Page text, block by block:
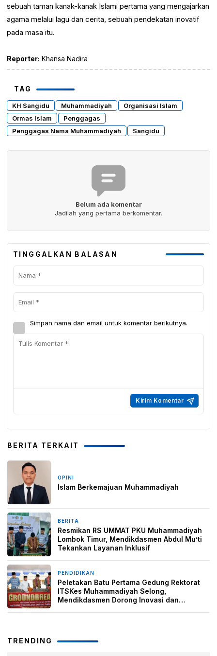
sebuah taman kanak-kanak Islami pertama yang mengajarkan
agama melalui lagu dan cerita, sebuah pendekatan inovatif
pada masa itu.
Reporter: Khansa Nadira
TAG
KH Sangidu Muhammadiyah
Organisasi Islam
Ormas Islam
Penggagas
Penggagas Nama Muhammadiyah
Sangidu
Belum ada komentar
Jadilah yang pertama berkomentar.
TINGGALKAN BALASAN
Simpan nama dan email untuk komentar berikutnya.
BERITA TERKAIT
OPINI
Islam Berkemajuan Muhammadiyah
BERITA
Resmikan RS UMMAT PKU Muhammadiyah
Lombok Timur, Mendikdasmen Abdul Mu’ti
Tekankan Layanan Inklusif
PENDIDIKAN
Peletakan Batu Pertama Gedung Rektorat
ITSKes Muhammadiyah Selong,
Mendikdasmen Dorong Inovasi dan
TRENDING